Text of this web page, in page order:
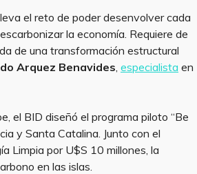
el reto de poder desenvolver cada
la economía. Requiere de
de una transformación estructural
Arquez Benavides ,especialista en
el BID diseñó el programa piloto “Be
y Santa Catalina. Junto con el
Limpia por U$S 10 millones, la
en las islas.